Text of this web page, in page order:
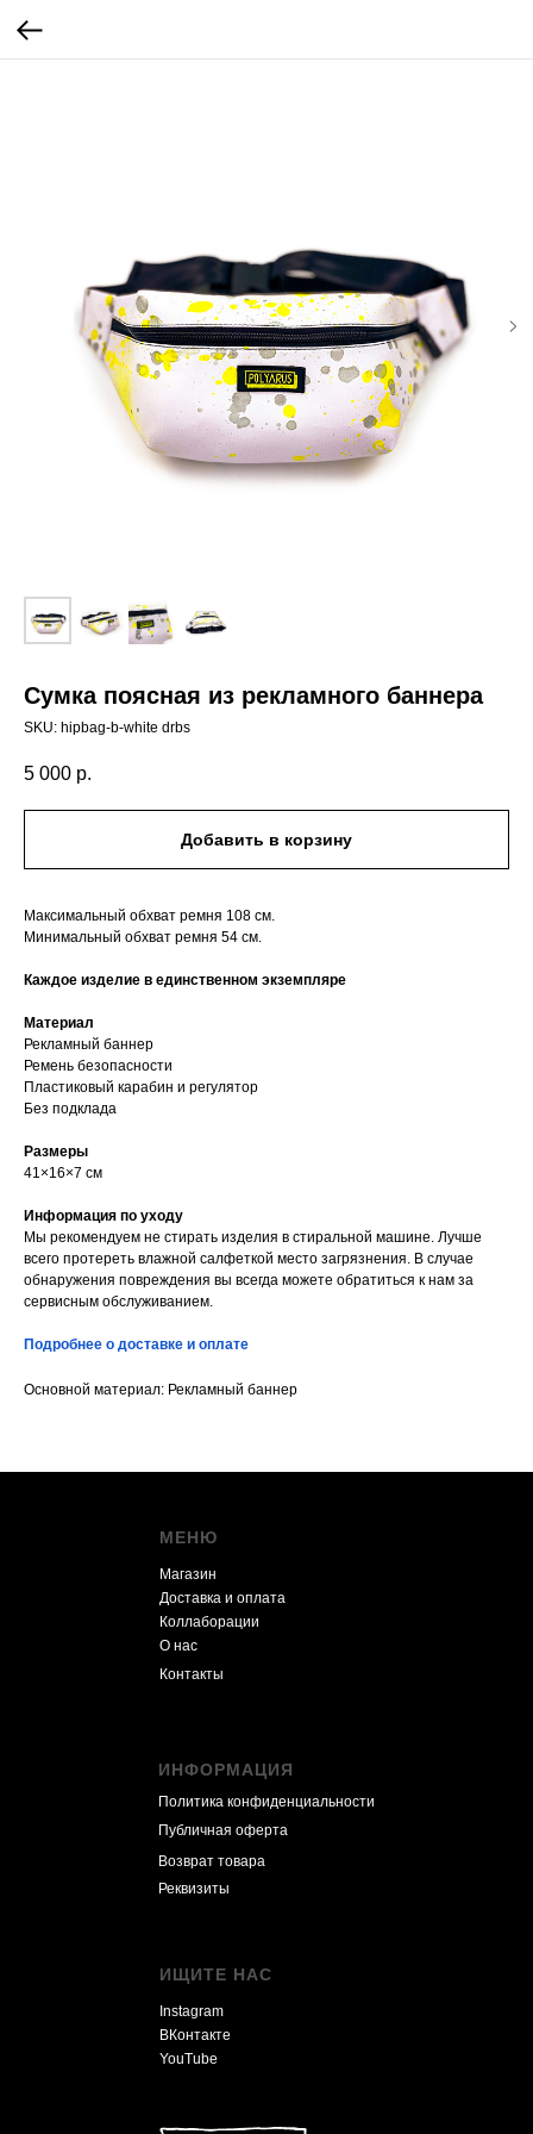
Сумка поясная из рекламного баннера
SKU: hipbag-b-white drbs
5 000 р.
Добавить в корзину
Максимальный обхват ремня 108 см.
Минимальный обхват ремня 54 см.
Каждое изделие в единственном экземпляре
Материал
Рекламный баннер
Ремень безопасности
Пластиковый карабин и регулятор
Без подклада
Размеры
41×16×7 см
Информация по уходу
Мы рекомендуем не стирать изделия в стиральной машине. Лучше
всего протереть влажной салфеткой место загрязнения. В случае
обнаружения повреждения вы всегда можете обратиться к нам за
сервисным обслуживанием.
Подробнее о доставке и оплате
Основной материал: Рекламный баннер
МЕНЮ
Магазин
ИЩИТЕ НАС
Instagram
Доставка и оплата
Коллаборации
О нас
Контакты
ВКонтакте
YouTube
ИНФОРМАЦИЯ
Политика конфиденциальности
Публичная оферта
Реквизиты
Возврат товара